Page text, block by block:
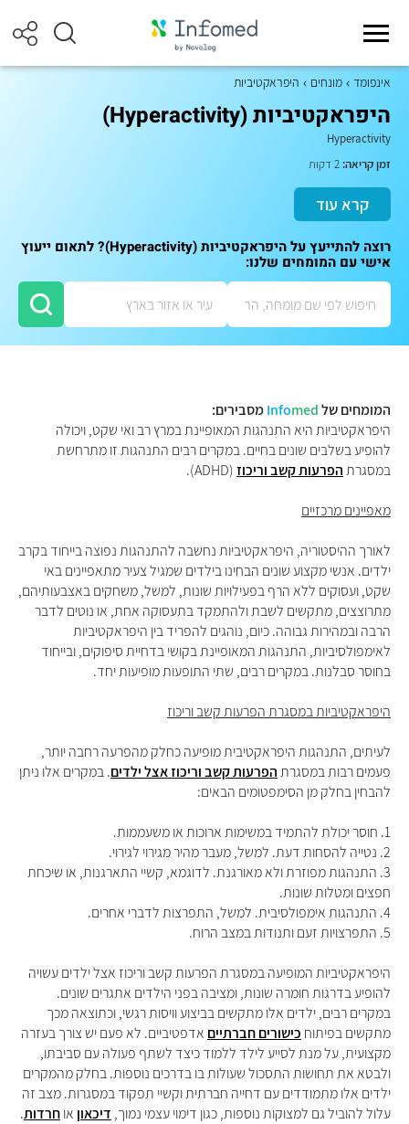
אינפומד מונחים היפראקטיביות
היפראקטיביות (Hyperactivity)
Hyperactivity
זמן קריאה:
קרא עוד
רוצה להתייעץ על היפראקטיביות (Hyperactivity)? לתאום ייעוץ
אישי עם המומחים שלנו:
המומחים של Infomed
מסבירים:
היפראקטיביות היא התנהגות המאופיינת במרץ רב ואי שקט, ויכולה
להופיע בשלבים שונים בחיים. במקרים רבים התנהגות זו מתרחשת
במסגרתהפרעות קשב וריכוז(ADHD).
מאפיינים מרכזיים
לאורך ההיסטוריה, היפראקטיביות נחשבה להתנהגות נפוצה בייחוד בקרב
ילדים. אנשי מקצוע שונים הבחינו בילדים שמגיל צעיר מתאפיינים באי
שקט, ועסוקים ללא הרף בפעילויות שונות, למשל, משחקים באצבעותיהם,
מתרוצצים, מתקשים לשבת ולהתמקד בתעסוקה אחת, או נוטים לדבר
הרבה ובמהירות גבוהה. כיום, נוהגים להפריד בין היפראקטיביות
לאימפולסיביות, התנהגות המאופיינת בקושי בדחיית סיפוקים, ובייחוד
בחוסר סבלנות. במקרים רבים, שתי התופעות מופיעות יחד.
היפראקטיביות במסגרת הפרעות קשב וריכוז
לעיתים, התנהגות היפראקטיבית מופיעה כחלק מהפרעה רחבה יותר,
פעמים רבות במסגרתהפרעות קשב וריכוז אצל ילדים. במקרים אלו ניתן
להבחין בחלק מן הסימפטומים הבאים:
1. חוסר יכולת להתמיד במשימות ארוכות או משעממות.
2. נטייה להסחות דעת. למשל, מעבר מהיר מגירוי לגירוי.
3. התנהגות מפוזרת ולא מאורגנת. לדוגמא, קשיי התארגנות, או שיכחת
חפצים ומטלות שונות.
4. התנהגות אימפולסיבית. למשל, התפרצות לדברי אחרים.
5. התפרצויות זעם ותנודות במצב הרוח.
היפראקטיביות המופיעה במסגרת הפרעות קשב וריכוז אצל ילדים עשויה
להופיע בדרגות חומרה שונות, ומציבה בפני הילדים אתגרים שונים.
במקרים רבים, ילדים אלו מתקשים בביצוע וויסות רגשי, וכתוצאה מכך
מתקשים בפיתוח כישורים חברתיים אדפטיביים. לא פעם יש צורך בעזרה
מקצועית, על מנת לסייע לילד ללמוד כיצד לשתף פעולה עם סביבתו,
ולבטא את תחושות התסכול שעולות בו בדרכים נוספות. בחלק מהמקרים
ילדים אלו מתמודדים עם דחייה חברתית וקשיי תפקוד במסגרות. מצב זה
עלול להוביל גם למצוקות נוספות, כגון דימוי עצמי נמוך, דיכאון אוחרדות.